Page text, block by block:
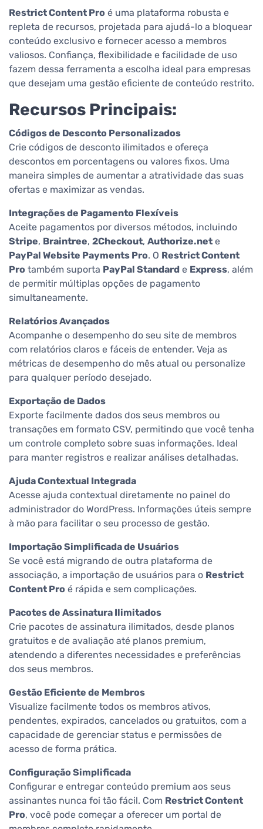
Restrict Content Pro é uma plataforma robusta e
repleta de recursos, projetada para ajudá-lo a bloquear
conteúdo exclusivo e fornecer acesso a membros
valiosos. Confiança, flexibilidade e facilidade de uso
fazem dessa ferramenta a escolha ideal para empresas
que desejam uma gestão eficiente de conteúdo restrito.
Recursos Principais:
Códigos de Desconto Personalizados
Crie códigos de desconto ilimitados e ofereça
descontos em porcentagens ou valores fixos. Uma
maneira simples de aumentar a atratividade das suas
ofertas e maximizar as vendas.
Integrações de Pagamento Flexíveis
Aceite pagamentos por diversos métodos, incluindo
Stripe, Braintree, 2Checkout, Authorize.net e
PayPal Website Payments Pro. O Restrict Content
Pro também suporta PayPal Standard e Express, além
de permitir múltiplas opções de pagamento
simultaneamente.
Relatórios Avançados
Acompanhe o desempenho do seu site de membros
com relatórios claros e fáceis de entender. Veja as
métricas de desempenho do mês atual ou personalize
para qualquer período desejado.
Exportação de Dados
Exporte facilmente dados dos seus membros ou
transações em formato CSV, permitindo que você tenha
um controle completo sobre suas informações. Ideal
para manter registros e realizar análises detalhadas.
Ajuda Contextual Integrada
Acesse ajuda contextual diretamente no painel do
administrador do WordPress. Informações úteis sempre
à mão para facilitar o seu processo de gestão.
Importação Simplificada de Usuários
Se você está migrando de outra plataforma de
associação, a importação de usuários para o Restrict
Content Pro é rápida e sem complicações.
Pacotes de Assinatura Ilimitados
Crie pacotes de assinatura ilimitados, desde planos
gratuitos e de avaliação até planos premium,
atendendo a diferentes necessidades e preferências
dos seus membros.
Gestão Eficiente de Membros
Visualize facilmente todos os membros ativos,
pendentes, expirados, cancelados ou gratuitos, com a
capacidade de gerenciar status e permissões de
acesso de forma prática.
Configuração Simplificada
Configurar e entregar conteúdo premium aos seus
assinantes nunca foi tão fácil. Com Restrict Content
Pro, você pode começar a oferecer um portal de